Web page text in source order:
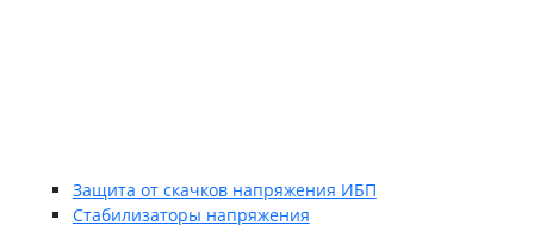
Защита от скачков напряжения ИБП
Стабилизаторы напряжения